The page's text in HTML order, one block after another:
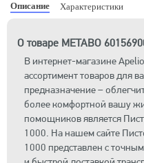
Описание Характеристики
О товаре METABO
В интернет-магазине
ассортимент товаров для
предназначение –
более комфортной вашу
помощников является
1000. На нашем сайте
1000 представлен с